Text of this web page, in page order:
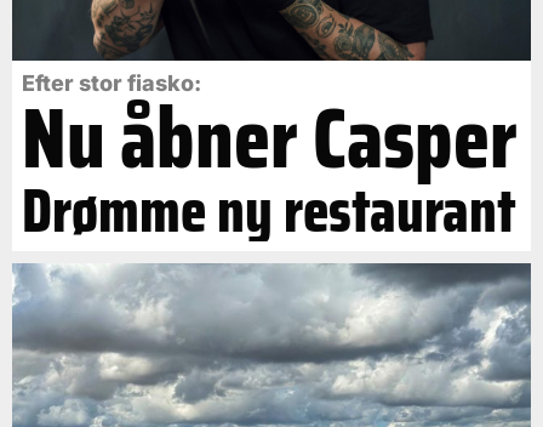
Efter stor fiasko:
Nu åbner Casper
Drømme ny restaurant